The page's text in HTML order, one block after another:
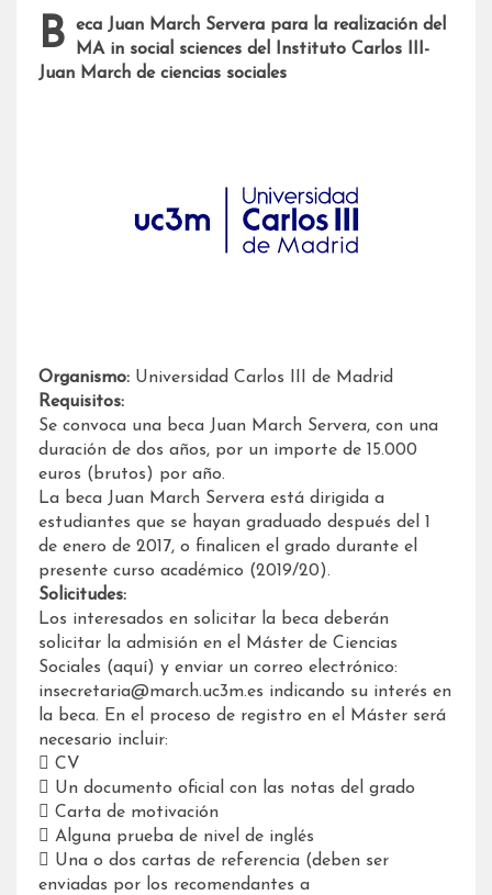
Beca Juan March Servera para la realización del
MA in social sciences del Instituto Carlos III-
Juan March de ciencias sociales
Organismo: Universidad Carlos III de Madrid
Requisitos:
Se convoca una beca Juan March Servera, con una
duración de dos años, por un importe de 15.000
euros (brutos) por año.
La beca Juan March Servera está dirigida a
estudiantes que se hayan graduado después del 1
de enero de 2017, o finalicen el grado durante el
presente curso académico (2019/20).
Solicitudes:
Los interesados en solicitar la beca deberán
solicitar la admisión en el Máster de Ciencias
Sociales (aquí) y enviar un correo electrónico:
insecretaria@march.uc3m.es indicando su interés en
la beca. En el proceso de registro en el Máster será
necesario incluir:
 CV
 Un documento oficial con las notas del grado
 Carta de motivación
 Alguna prueba de nivel de inglés
 Una o dos cartas de referencia (deben ser
enviadas por los recomendantes a